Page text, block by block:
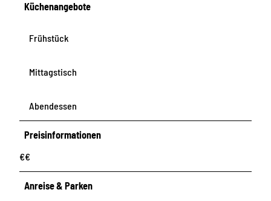
Küchenangebote
Frühstück
Mittagstisch
Abendessen
Preisinformationen
€€
Anreise & Parken